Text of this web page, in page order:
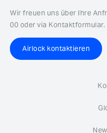
Wir freuen uns über Ihre
00 oder via Kontaktformular.
Airlock kontaktieren